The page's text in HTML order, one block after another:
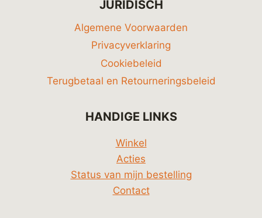
JURIDISCH
Algemene Voorwaarden
Privacyverklaring
Cookiebeleid
Terugbetaal en Retourneringsbeleid
HANDIGE LINKS
Winkel
Acties
Status van mijn bestelling
Contact